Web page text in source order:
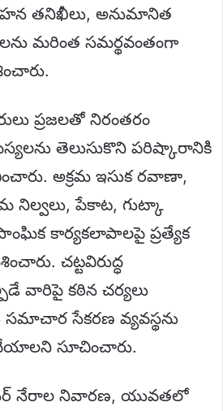
తనిఖీలు, అనుమానిత
మరింత సమర్థవంతంగా
ప్రజలతో నిరంతరం
తెలుసుకొని పరిష్కారానికి
అక్రమ ఇసుక రవాణా,
నిల్వలు, పేకాట, గుట్కా
కార్యకలాపాలపై ప్రత్యేక
చట్టవిరుద్ధ
వారిపై కఠిన చర్యలు
సేకరణ వ్యవస్థను
సూచించారు.
నేరాల నివారణ, యువతలో